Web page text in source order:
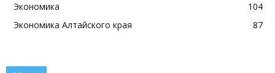
Экономика
104
Экономика Алтайского края
87